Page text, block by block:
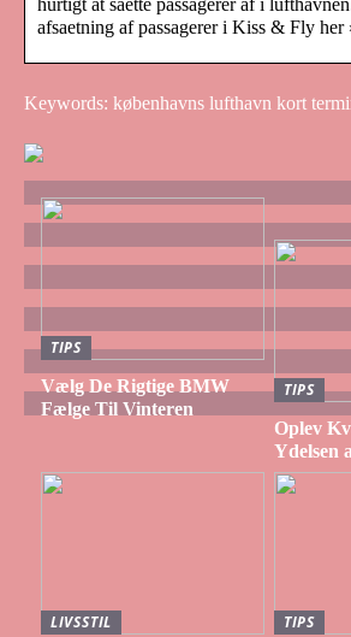
afsaetning af passagerer i Kiss & Fly her
Keywords: københavns lufthavn kort
TIPS
Vælg De Rigtige BMW
Fælge Til Vinteren
TIPS
Oplev
Ydelsen
LIVSSTIL
TIPS